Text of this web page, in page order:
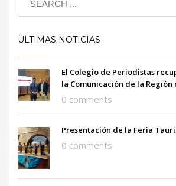
ÚLTIMAS NOTICIAS
El Colegio de Periodistas
la Comunicación de la Región
0 comments
Presentación de la Feria
0 comments